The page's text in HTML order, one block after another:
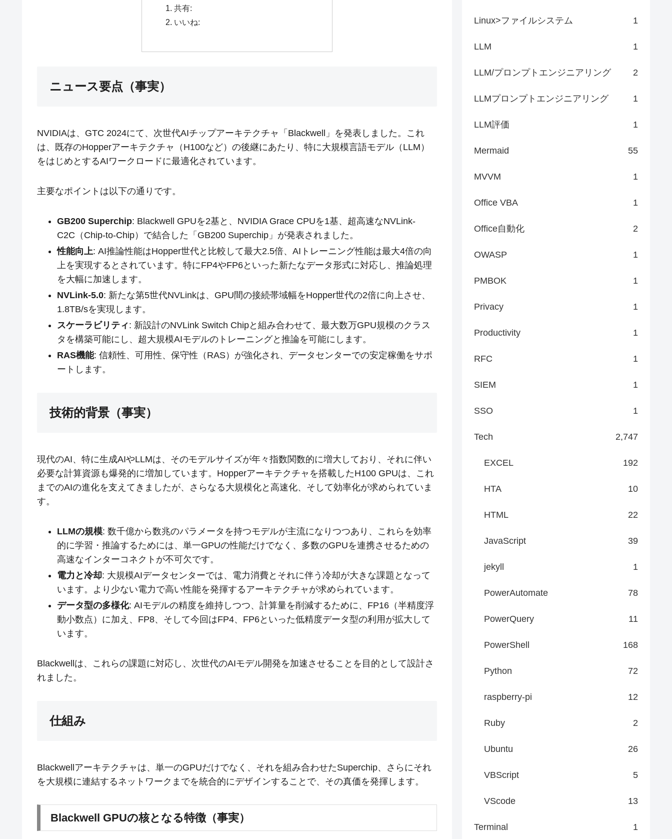
共有:
いいね:
ニュース要点（事実）
NVIDIAは、GTC 2024にて、次世代AIチップアーキテクチャ「Blackwell」を発表しました。これ
は、既存のHopperアーキテクチャ（H100など）の後継にあたり、特に大規模言語モデル（LLM）
をはじめとするAIワークロードに最適化されています。
主要なポイントは以下の通りです。
GB200 Superchip: Blackwell GPUを2基と、NVIDIA Grace CPUを1基、超高速なNVLink-
C2C（Chip-to-Chip）で結合した「GB200 Superchip」が発表されました。
性能向上: AI推論性能はHopper世代と比較して最大2.5倍、AIトレーニング性能は最大4倍の向
上を実現するとされています。特にFP4やFP6といった新たなデータ形式に対応し、推論処理
を大幅に加速します。
NVLink-5.0: 新たな第5世代NVLinkは、GPU間の接続帯域幅をHopper世代の2倍に向上させ、
1.8TB/sを実現します。
スケーラビリティ: 新設計のNVLink Switch Chipと組み合わせて、最大数万GPU規模のクラス
タを構築可能にし、超大規模AIモデルのトレーニングと推論を可能にします。
RAS機能: 信頼性、可用性、保守性（RAS）が強化され、データセンターでの安定稼働をサポ
ートします。
技術的背景（事実）
現代のAI、特に生成AIやLLMは、そのモデルサイズが年々指数関数的に増大しており、それに伴い
必要な計算資源も爆発的に増加しています。Hopperアーキテクチャを搭載したH100 GPUは、これ
までのAIの進化を支えてきましたが、さらなる大規模化と高速化、そして効率化が求められていま
す。
LLMの規模: 数千億から数兆のパラメータを持つモデルが主流になりつつあり、これらを効率
的に学習・推論するためには、単一GPUの性能だけでなく、多数のGPUを連携させるための
高速なインターコネクトが不可欠です。
電力と冷却: 大規模AIデータセンターでは、電力消費とそれに伴う冷却が大きな課題となって
います。より少ない電力で高い性能を発揮するアーキテクチャが求められています。
データ型の多様化: AIモデルの精度を維持しつつ、計算量を削減するために、FP16（半精度浮
動小数点）に加え、FP8、そして今回はFP4、FP6といった低精度データ型の利用が拡大して
います。
Blackwellは、これらの課題に対応し、次世代のAIモデル開発を加速させることを目的として設計さ
れました。
仕組み
Blackwellアーキテクチャは、単一のGPUだけでなく、それを組み合わせたSuperchip、さらにそれ
を大規模に連結するネットワークまでを統合的にデザインすることで、その真価を発揮します。
Blackwell GPUの核となる特徴（事実）
Linux>ファイルシステム 1
LLM 1
LLM/プロンプトエンジニアリング 2
LLMプロンプトエンジニアリング 1
LLM評価 1
Mermaid 55
MVVM 1
Office VBA 1
Office自動化 2
OWASP 1
PMBOK 1
Privacy 1
Productivity 1
RFC 1
SIEM 1
SSO 1
Tech 2,747
EXCEL 192
HTA 10
HTML 22
JavaScript 39
jekyll 1
PowerAutomate 78
PowerQuery 11
PowerShell 168
Python 72
raspberry-pi 12
Ruby 2
Ubuntu 26
VBScript 5
VScode 13
Terminal 1